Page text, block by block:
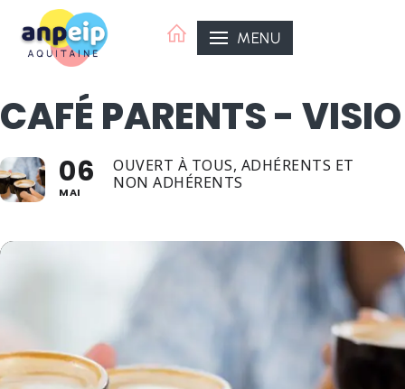
contenu
MENU
CAFÉ PARENTS - VISIO
06
MAI
OUVERT À TOUS, ADHÉRENTS ET
NON ADHÉRENTS